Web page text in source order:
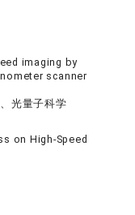
imaging by
scanner
光量子科学
on High-Speed